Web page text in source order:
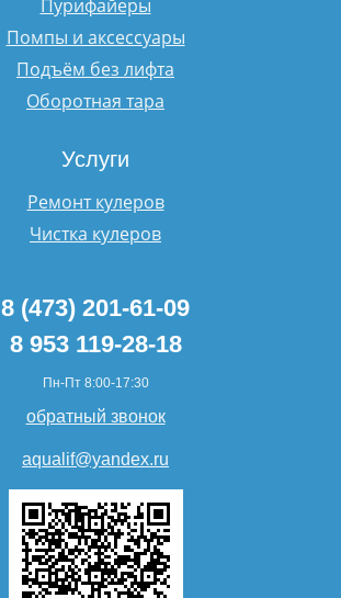
Пурифайеры
Помпы и аксессуары
Подъём без лифта
Оборотная тара
Услуги
Ремонт кулеров
Чистка кулеров
8 (473) 201-61-09
8 953 119-28-18
Пн-Пт 8:00-17:30
обратный звонок
aqualif@yandex.ru